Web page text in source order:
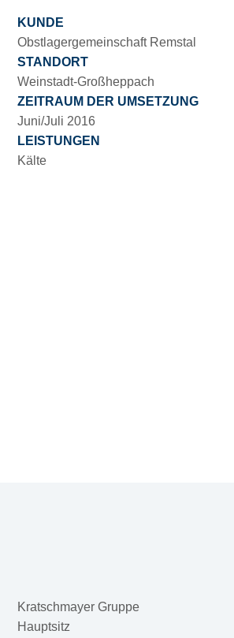
KUNDE
Obstlagergemeinschaft Remstal
STANDORT
Weinstadt-Großheppach
ZEITRAUM DER UMSETZUNG
Juni/Juli 2016
LEISTUNGEN
Kälte
Kratschmayer Gruppe
Hauptsitz